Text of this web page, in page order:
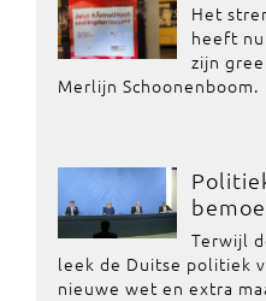
Het
heeft
zijn
Merlijn Schoonenboom.
Terwijl
leek de Duitse politiek
nieuwe wet en extra